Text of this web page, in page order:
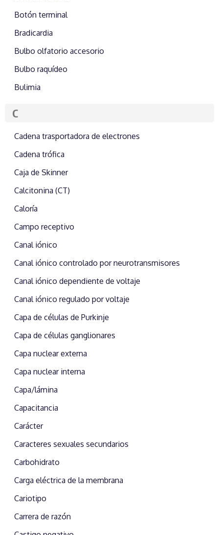
Botón terminal
Bradicardia
Bulbo olfatorio accesorio
Bulbo raquídeo
Bulimia
C
Cadena trasportadora de electrones
Cadena trófica
Caja de Skinner
Calcitonina (CT)
Caloría
Campo receptivo
Canal iónico
Canal iónico controlado por neurotransmisores
Canal iónico dependiente de voltaje
Canal iónico regulado por voltaje
Capa de células de Purkinje
Capa de células ganglionares
Capa nuclear externa
Capa nuclear interna
Capa/lámina
Capacitancia
Carácter
Caracteres sexuales secundarios
Carbohidrato
Carga eléctrica de la membrana
Cariotipo
Carrera de razón